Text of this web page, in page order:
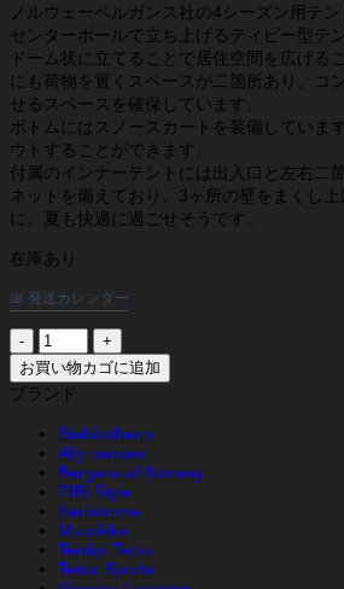
価
格
は
¥107,800
で
し
た。
の
価
格
は
¥53,900
で
す。
ノルウェーベルガンス社の4シーズン用テン
センターポールで立ち上げるティピー型テ
ドーム状に立てることで居住空間を広げる
にも荷物を置くスペースが二箇所あり、コ
せるスペースを確保しています。
ボトムにはスノースカートを装備していま
ウトすることができます。
付属のインナーテントには出入口と左右二
ネットを備えており、3ヶ所の壁をまくし
に。夏も快適に過ごせそうです。
在庫あり
📅 発送カレンダー
ベ
ル
ガ
ン
ス
ウ
ィ
グ
LT
4
ブ
お買い物カゴに追加
ブランド
Stabilotherm
Ally canoes
Bergans of Norway
FIBI Style
Karlskrona
Muurikka
Tentipi Tents
Teton Sports